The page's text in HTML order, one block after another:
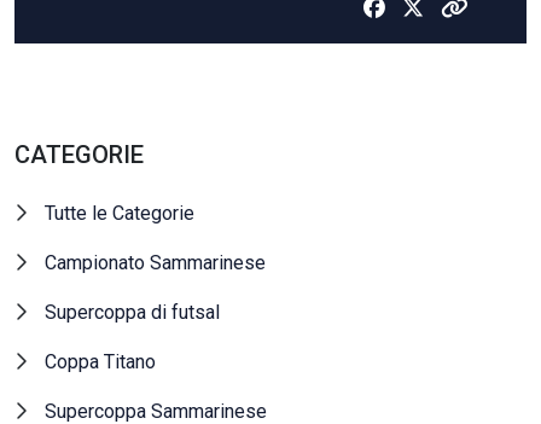
CATEGORIE
Tutte le Categorie
Campionato Sammarinese
Supercoppa di futsal
Coppa Titano
Supercoppa Sammarinese